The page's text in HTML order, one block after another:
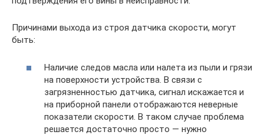
Причинами выхода из строя датчика скорости, могут
быть:
Наличие следов масла или налета из пыли и грязи
на поверхности устройства. В связи с
загрязненностью датчика, сигнал искажается и
на приборной панели отображаются неверные
показатели скорости. В таком случае проблема
решается достаточно просто — нужно